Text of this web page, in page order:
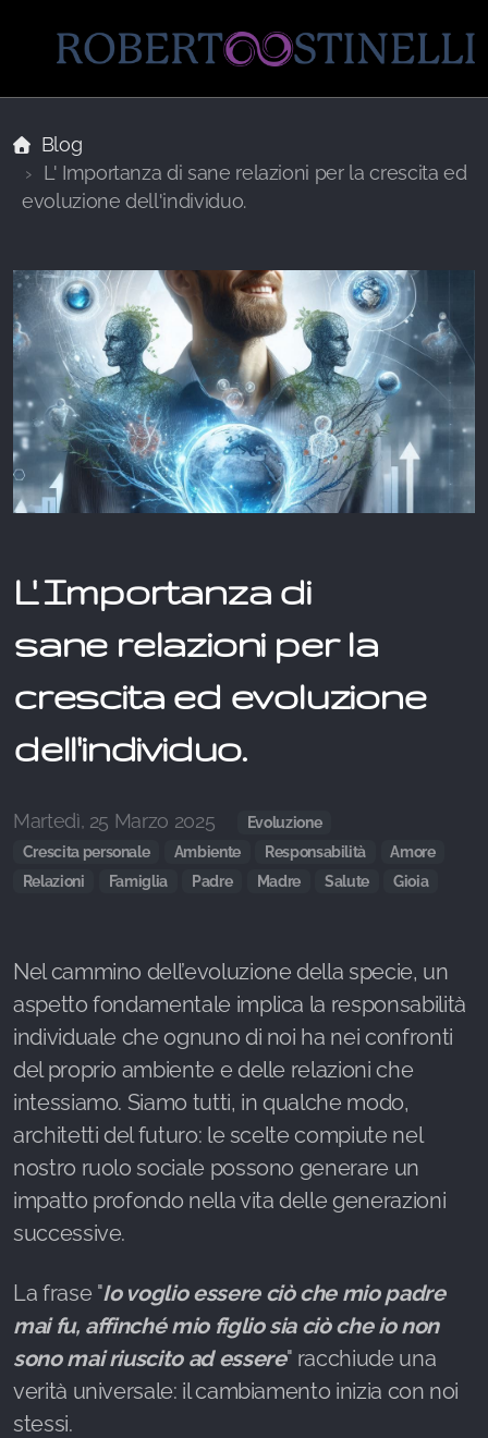
Blog
L' Importanza di sane relazioni per la crescita ed
evoluzione dell'individuo.
L' Importanza di
sane relazioni per la
crescita ed evoluzione
dell'individuo.
Martedì, 25 Marzo 2025
Evoluzione
Crescita personale
Ambiente Responsabilità
Amore
Relazioni
Famiglia Padre Madre Salute Gioia
Nel cammino dell’evoluzione della specie, un
aspetto fondamentale implica la responsabilità
individuale che ognuno di noi ha nei confronti
del proprio ambiente e delle relazioni che
intessiamo. Siamo tutti, in qualche modo,
architetti del futuro: le scelte compiute nel
nostro ruolo sociale possono generare un
impatto profondo nella vita delle generazioni
successive.
La frase "Io voglio essere ciò che mio padre
mai fu, affinché mio figlio sia ciò che io non
sono mai riuscito ad essere" racchiude una
verità universale: il cambiamento inizia con noi
stessi.